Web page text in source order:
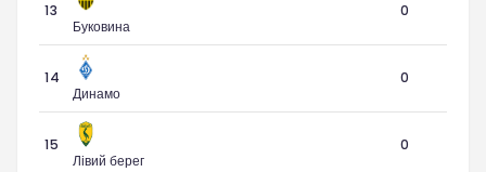
13
Буковина
0
14
Динамо
0
15
Лівий берег
0